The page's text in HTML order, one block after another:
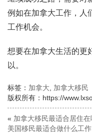
例如在加拿大工作，人
工作机会。
想要在加拿大生活的更
以。
标签： 加拿大, 加拿大移民
版权所有：https://
« 加拿大移民最适合居住在
美国移民最适合做什么工作